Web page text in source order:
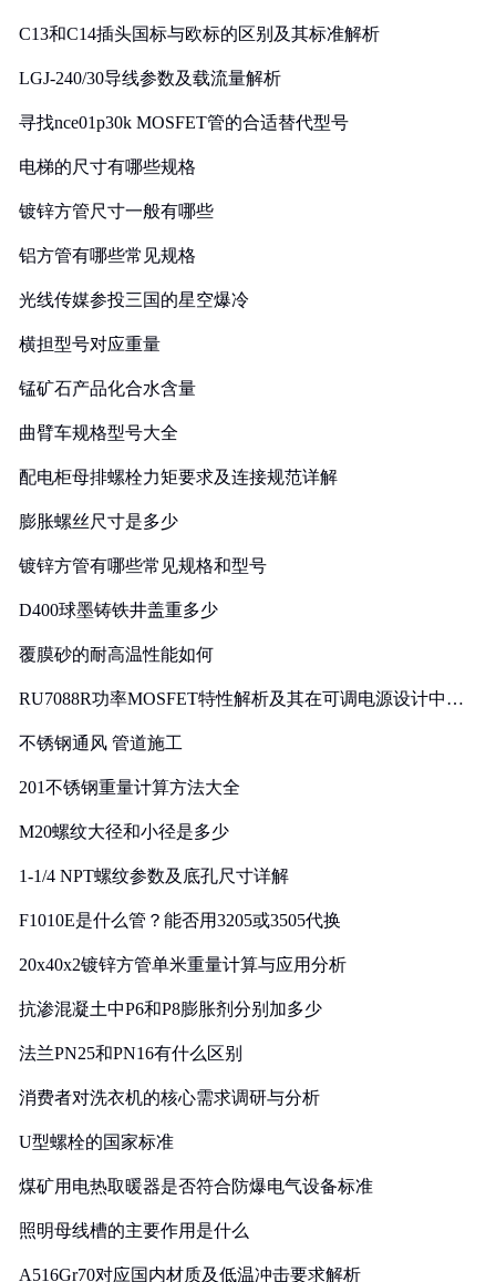
C13和C14插头国标与欧标的区别及其标准解析
LGJ-240/30导线参数及载流量解析
寻找nce01p30k MOSFET管的合适替代型号
电梯的尺寸有哪些规格
镀锌方管尺寸一般有哪些
铝方管有哪些常见规格
光线传媒参投三国的星空爆冷
横担型号对应重量
锰矿石产品化合水含量
曲臂车规格型号大全
配电柜母排螺栓力矩要求及连接规范详解
膨胀螺丝尺寸是多少
镀锌方管有哪些常见规格和型号
D400球墨铸铁井盖重多少
覆膜砂的耐高温性能如何
RU7088R功率MOSFET特性解析及其在可调电源设计中的
不锈钢通风 管道施工
201不锈钢重量计算方法大全
M20螺纹大径和小径是多少
1-1/4 NPT螺纹参数及底孔尺寸详解
F1010E是什么管？能否用3205或3505代换
20x40x2镀锌方管单米重量计算与应用分析
抗渗混凝土中P6和P8膨胀剂分别加多少
法兰PN25和PN16有什么区别
消费者对洗衣机的核心需求调研与分析
U型螺栓的国家标准
煤矿用电热取暖器是否符合防爆电气设备标准
照明母线槽的主要作用是什么
A516Gr70对应国内材质及低温冲击要求解析